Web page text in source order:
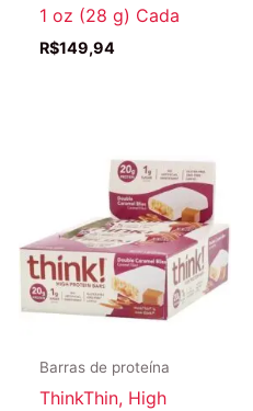
1 oz (28 g) Cada
R$149,94
Barras de proteína
ThinkThin, High